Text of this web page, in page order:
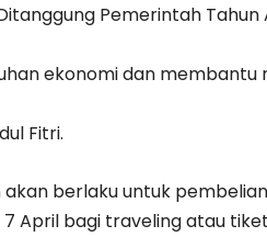
Pemerintah
ekonomi dan membantu
Fitri.
akan berlaku untuk pembelian
April bagi traveling atau